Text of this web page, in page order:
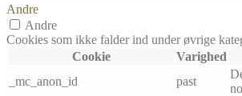
Andre
Andre
Cookies som ikke falder ind under øvrige
Cookie
Varighed
_mc_anon_id
past